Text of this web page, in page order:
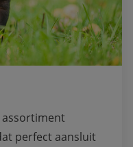
assortiment
perfect aansluit